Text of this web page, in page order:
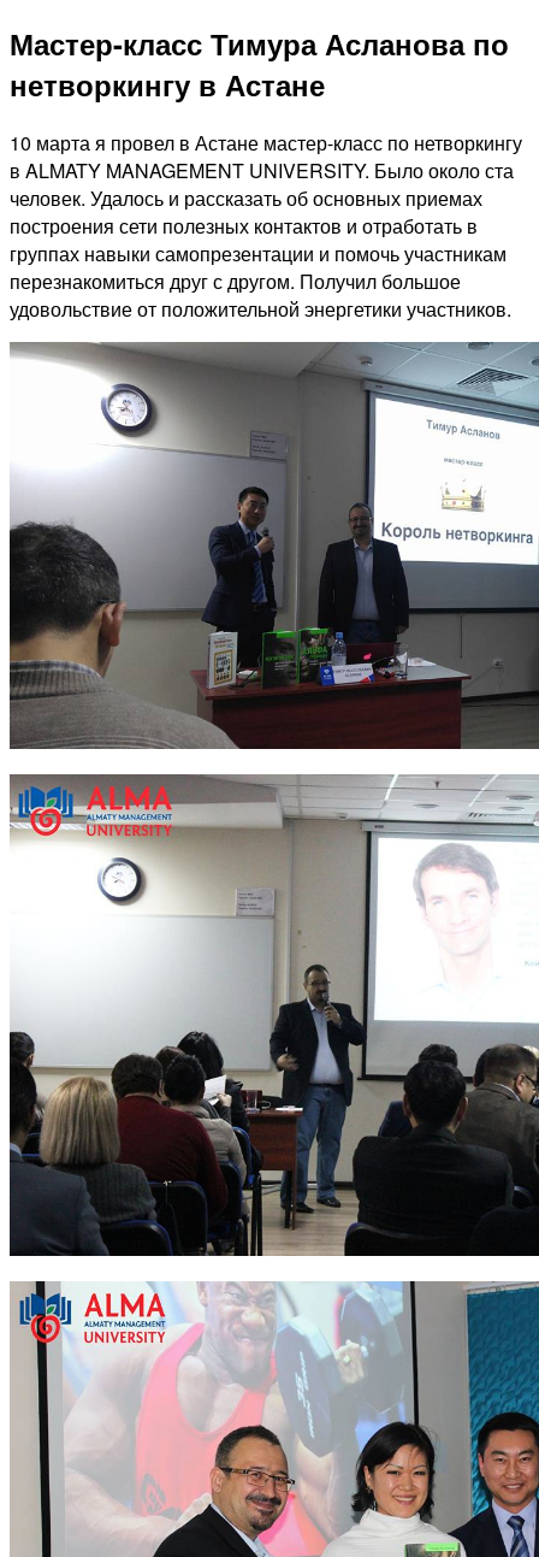
Мастер-класс Тимура Асланова по
нетворкингу в Астане
10 марта я провел в Астане мастер-класс по нетворкингу
в ALMATY MANAGEMENT UNIVERSITY. Было около ста
человек. Удалось и рассказать об основных приемах
построения сети полезных контактов и отработать в
группах навыки самопрезентации и помочь участникам
перезнакомиться друг с другом. Получил большое
удовольствие от положительной энергетики участников.